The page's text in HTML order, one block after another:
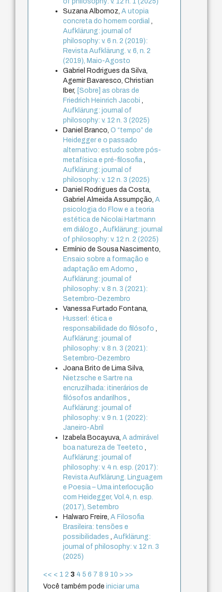
Suzana Albornoz,A utopia
concreta do homem cordial
Aufklärung: journal of
philosophy: v. 6 n. 2 (2019):
Revista Aufklärung. v. 6, n. 2
(2019), Maio-Agosto
Gabriel Rodrigues da Silva,
Agemir Bavaresco, Christian
Iber, [Sobre] as obras de
Friedrich Heinrich Jacobi
Aufklärung: journal of
philosophy: v. 12 n. 3 (2025)
Daniel Branco,O “tempo” de
Heidegger e o passado
alternativo: estudo sobre pós-
metafísica e pré-filosofia
Aufklärung: journal of
philosophy: v. 12 n. 3 (2025)
Daniel Rodrigues da Costa,
Gabriel Almeida Assumpção,A
psicologia do Flow e a teoria
estética de Nicolai Hartmann
em diálogo
,Aufklärung: journal
of philosophy: v. 12 n. 2 (2025)
Ermínio de Sousa Nascimento,
Ensaio sobre a formação e
adaptação em Adorno
Aufklärung: journal of
philosophy: v. 8 n. 3 (2021):
Setembro-Dezembro
Vanessa Furtado Fontana,
Husserl: ética e
responsabilidade do filósofo
Aufklärung: journal of
philosophy: v. 8 n. 3 (2021):
Setembro-Dezembro
Joana Brito de Lima Silva,
Nietzsche e Sartre na
encruzilhada: itinerários de
filósofos andarilhos
Aufklärung: journal of
philosophy: v. 9 n. 1 (2022):
Janeiro-Abril
Izabela Bocayuva,A admirável
boa natureza de Teeteto
Aufklärung: journal of
philosophy: v. 4 n. esp. (2017):
Revista Aufklärung. Linguagem
e Poesia – Uma interlocução
com Heidegger, Vol.4, n. esp.
(2017), Setembro
Halwaro Freire,A Filosofia
Brasileira: tensões e
possibilidades
,Aufklärung:
journal of philosophy: v. 12 n. 3
(2025)
<< < 1 2 3 4 5 6 7 8 9 10 > >>
Você também podeiniciar uma